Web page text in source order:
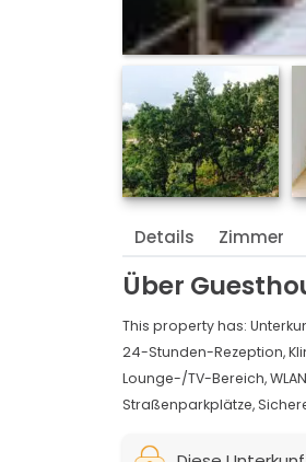
Details Zimmer
Über
This property has:
24-Stunden-Rezeption,
Lounge-/TV-Bereich,
Straßenparkplätze,